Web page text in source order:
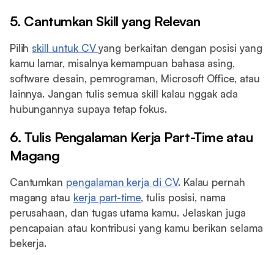
5. Cantumkan Skill yang Relevan
Pilih skill untuk CVyang berkaitan dengan posisi yang
kamu lamar, misalnya kemampuan bahasa asing,
software desain, pemrograman, Microsoft Office, atau
lainnya. Jangan tulis semua skill kalau nggak ada
hubungannya supaya tetap fokus.
6. Tulis Pengalaman Kerja Part-Time atau
Magang
Cantumkan pengalaman kerja di CV. Kalau pernah
magang atau kerja part-time, tulis posisi, nama
perusahaan, dan tugas utama kamu. Jelaskan juga
pencapaian atau kontribusi yang kamu berikan selama
bekerja.